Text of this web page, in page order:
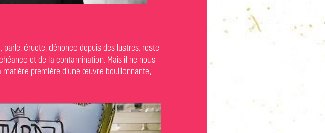
éructe, dénonce depuis des lustres, reste
et de la contamination. Mais il ne nous
première d’une œuvre bouillonnante,